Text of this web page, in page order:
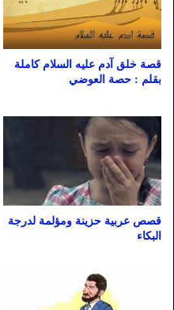
قصة خلق آدم عليه السلام كاملة
بقلم : حصة العوضي
قصص عربية حزينة ومؤلمة لدرجة
البكاء